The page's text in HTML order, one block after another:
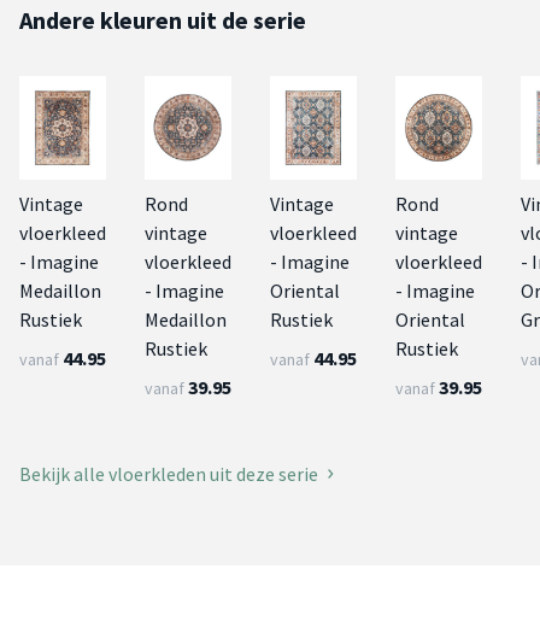
Andere kleuren uit de serie
Vintage
vloerkleed
- Imagine
Medaillon
Rustiek
vanaf 44.95
Rond
vintage
vloerkleed
- Imagine
Medaillon
Rustiek
vanaf39.95
Vintage
vloerkleed
- Imagine
Oriental
Rustiek
vanaf 44.95
Rond
vintage
vloerkleed
- Imagine
Oriental
Rustiek
vanaf39.95
-
Bekijk alle vloerkleden uit deze serie